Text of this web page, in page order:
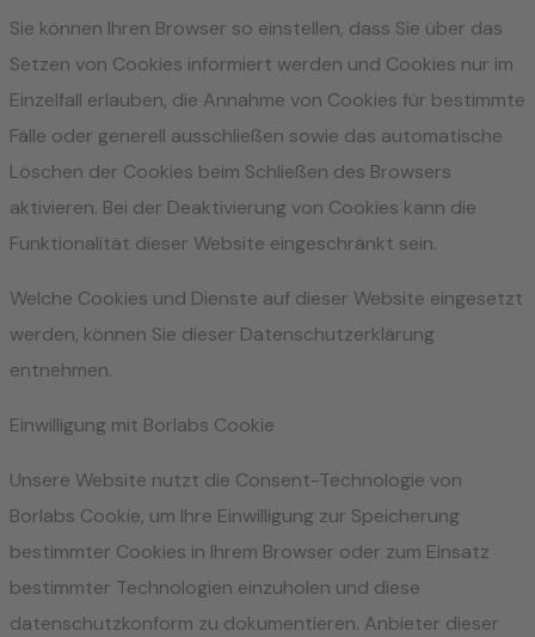
Sie können Ihren Browser so einstellen, dass Sie über das
Setzen von Cookies informiert werden und Cookies nur im
Einzelfall erlauben, die Annahme von Cookies für bestimmte
Fälle oder generell ausschließen sowie das automatische
Löschen der Cookies beim Schließen des Browsers
aktivieren. Bei der Deaktivierung von Cookies kann die
Funktionalität dieser Website eingeschränkt sein.
Welche Cookies und Dienste auf dieser Website eingesetzt
werden, können Sie dieser Datenschutzerklärung
entnehmen.
Einwilligung mit Borlabs Cookie
Unsere Website nutzt die Consent-Technologie von
Borlabs Cookie, um Ihre Einwilligung zur Speicherung
bestimmter Cookies in Ihrem Browser oder zum Einsatz
bestimmter Technologien einzuholen und diese
datenschutzkonform zu dokumentieren. Anbieter dieser